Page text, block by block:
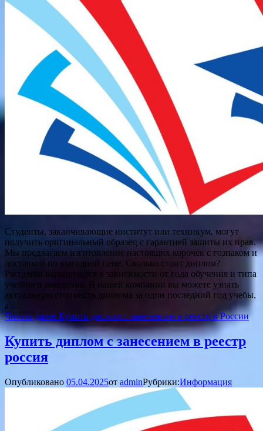
Студенты, заканчивающие институт или техникум, могут
получить оригинальный образец с гарантией защиты их прав.
Мы предлагаем изготовление настоящих корочек с гознаком и
доставкой по выгодной цене. Сколько стоит диплом?
Расценки варьируются в зависимости от года обучения и типа
учебного заведения. В нашей компании вы можете узнать
актуальную стоимость диплома за один последний год учебы,
а …
Читать далее Купить диплом с занесением в реестр в России
Купить диплом с занесением в реестр
россия
Опубликовано 05.04.2025от adminРубрики:Информация